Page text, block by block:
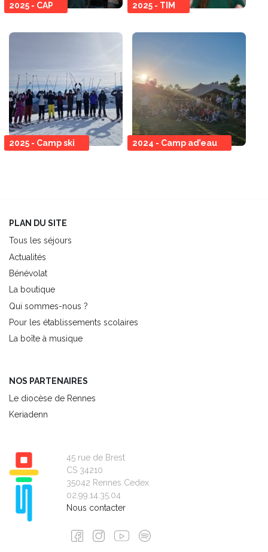
2025 - CAP 2025 - TIM
2025 - Camp ski 2024 - Camp ad’eau
PLAN DU SITE
Tous les séjours
Actualités
Bénévolat
La boutique
Qui sommes-nous ?
Pour les établissements scolaires
La boîte à musique
NOS PARTENAIRES
Le diocèse de Rennes
Keriadenn
45 rue de Brest
CS 34210
35042 Rennes Cedex
02.99.14.35.04
Nous contacter